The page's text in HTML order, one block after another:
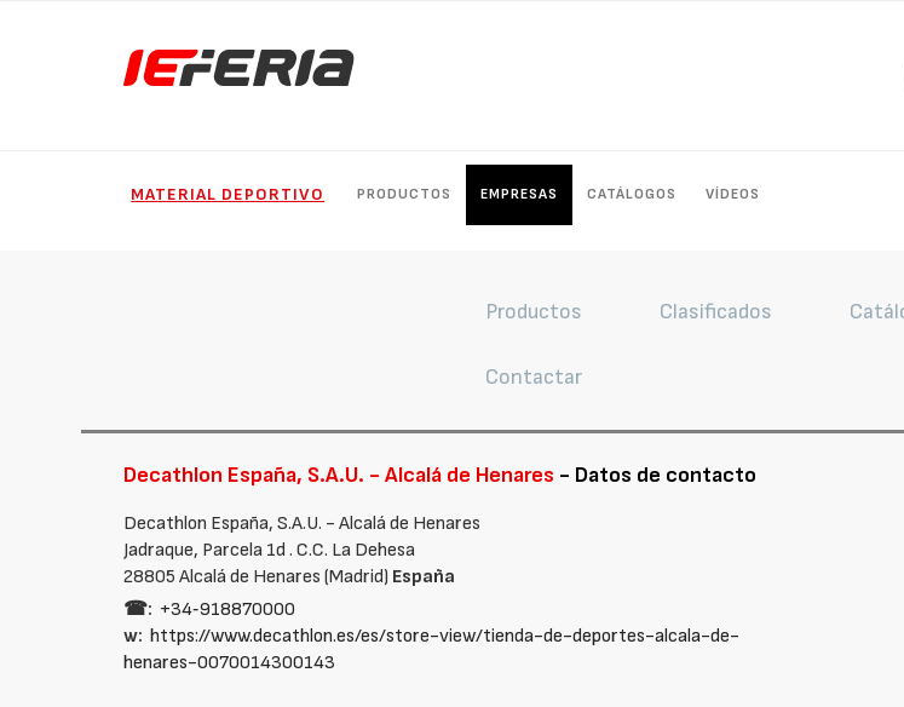
MATERIAL DEPORTIVO PRODUCTOS EMPRESAS CATÁLOGOS VÍDEOS
Productos Clasificados
Contactar
Decathlon España, S.A.U. - Alcalá de Henares - Datos de contacto
Decathlon España, S.A.U. - Alcalá de Henares
Jadraque, Parcela 1d . C.C. La Dehesa
28805 Alcalá de Henares (Madrid) España
☎: +34‑918870000
w:https://www.decathlon.es/es/store-view/tienda-de-deportes-alcala-de-
henares-0070014300143